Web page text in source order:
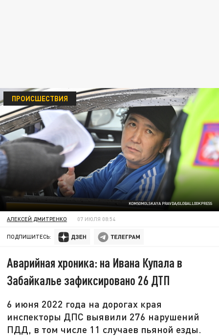
KOMSOMOLSKAYA PRAVDA/GLOBALLOOKPRESS
ПРОИСШЕСТВИЯ
АЛЕКСЕЙ ДМИТРЕНКО 07 ИЮЛЯ 08:54
ПОДПИШИТЕСЬ:
Аварийная хроника: на Ивана Купала в
Забайкалье зафиксировано 26 ДТП
6 июня 2022 года на дорогах края
инспекторы ДПС выявили 276 нарушений
ПДД, в том числе 11 случаев пьяной езды.